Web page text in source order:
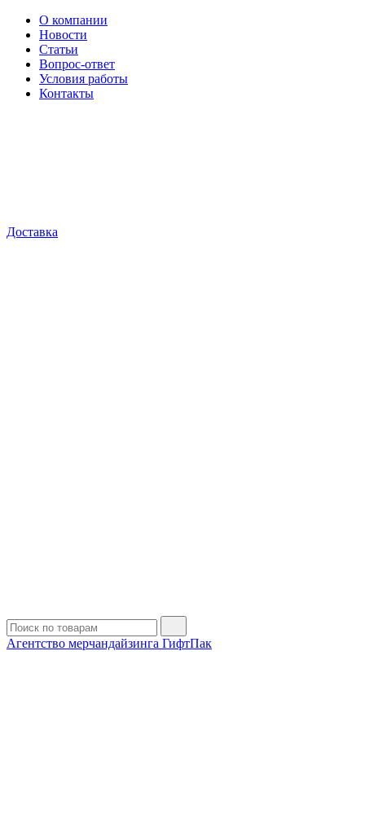
О компании
Новости
Статьи
Вопрос-ответ
Условия работы
Контакты
Доставка
Агентство мерчандайзинга ГифтПак